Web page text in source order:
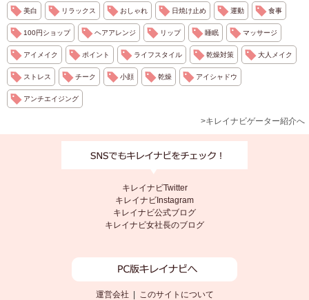
美白 リラックス おしゃれ 日焼け止め 運動 食事
100円ショップ ヘアアレンジ リップ 睡眠 マッサージ
アイメイク ポイント ライフスタイル 乾燥対策 大人メイク
ストレス チーク 小顔 乾燥 アイシャドウ
アンチエイジング
>キレイナビゲーター紹介へ
キレイナビTwitter
キレイナビInstagram
キレイナビ公式ブログ
キレイナビ女社長のブログ
運営会社 このサイトについて